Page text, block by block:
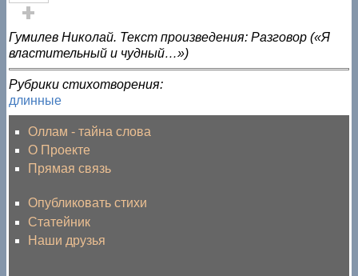
Голос за!
Гумилев Николай. Текст произведения: Разговор («Я
властительный и чудный…»)
Рубрики стихотворения:
длинные
Оллам - тайна слова
О Проекте
Прямая связь
Опубликовать стихи
Статейник
Наши друзья